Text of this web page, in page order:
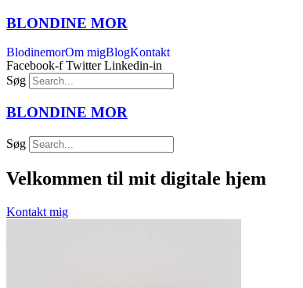
BLONDINE MOR
BlodinemorOm migBlogKontakt
Facebook-f Twitter Linkedin-in
Søg
BLONDINE MOR
Søg
Velkommen til mit digitale hjem
Kontakt mig